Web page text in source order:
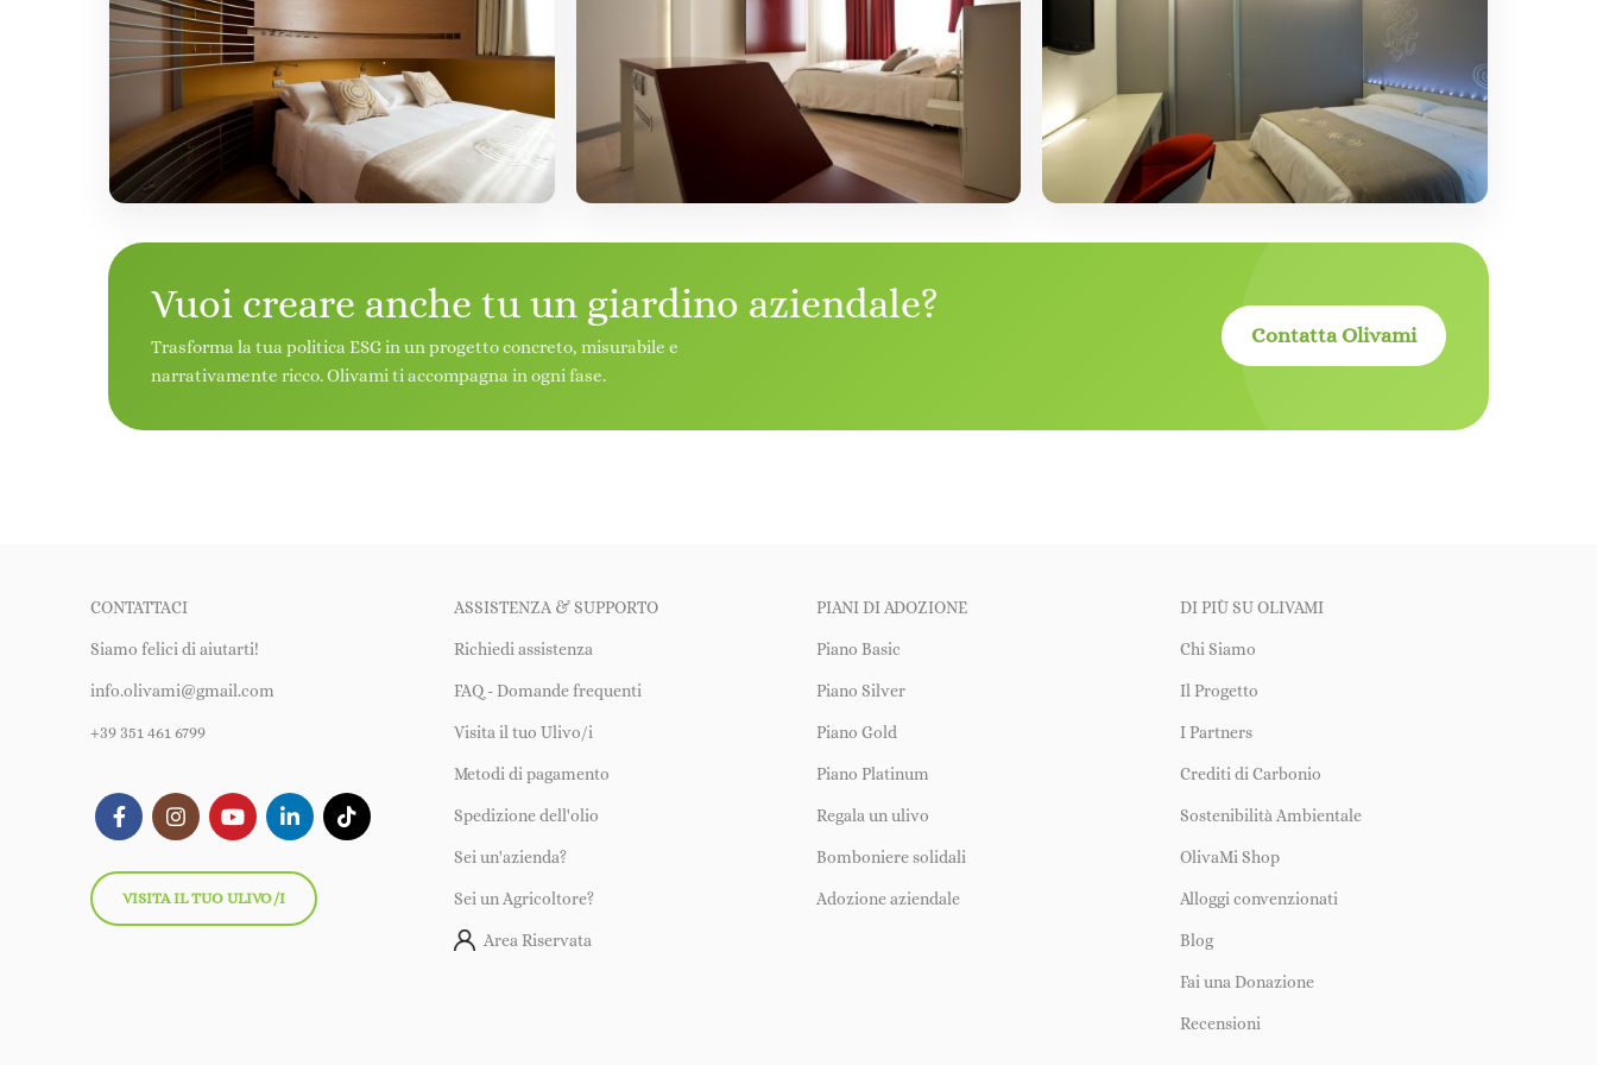
Vuoi creare anche tu un giardino aziendale?
Trasforma la tua politica ESG in un progetto concreto, misurabile e
narrativamente ricco. Olivami ti accompagna in ogni fase.
Contatta Olivami
CONTATTACI
Siamo felici di aiutarti!
info.olivami@gmail.com
+39 351 461 6799
VISITA IL TUO ULIVO/I
ASSISTENZA & SUPPORTO
Richiedi assistenza
FAQ - Domande frequenti
Visita il tuo Ulivo/i
Metodi di pagamento
Spedizione dell'olio
Sei un'azienda?
Sei un Agricoltore?
Area Riservata
PIANI DI ADOZIONE
Piano Basic
Piano Silver
Piano Gold
Piano Platinum
Regala un ulivo
Bomboniere solidali
Adozione aziendale
DI PIÙ SU OLIVAMI
Chi Siamo
Il Progetto
I Partners
Crediti di Carbonio
Sostenibilità Ambientale
OlivaMi Shop
Alloggi convenzionati
Blog
Fai una Donazione
Recensioni